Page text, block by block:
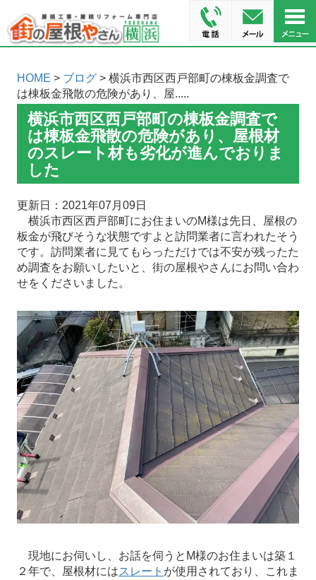
HOME > ブログ> 横浜市西区西戸部町の棟板金調査で
は棟板金飛散の危険があり、屋.....
横浜市西区西戸部町の棟板金調査で
は棟板金飛散の危険があり、屋根材
のスレート材も劣化が進んでおりま
した
更新日：2021年07月09日
横浜市西区西戸部町にお住まいのM様は先日、屋根の
板金が飛びそうな状態ですよと訪問業者に言われたそう
です。訪問業者に見てもらっただけでは不安が残ったた
め調査をお願いしたいと、街の屋根やさんにお問い合わ
せをくださいました。
現地にお伺いし、お話を伺うとM様のお住まいは築１
２年で、屋根材にはスレート が使用されており、これま